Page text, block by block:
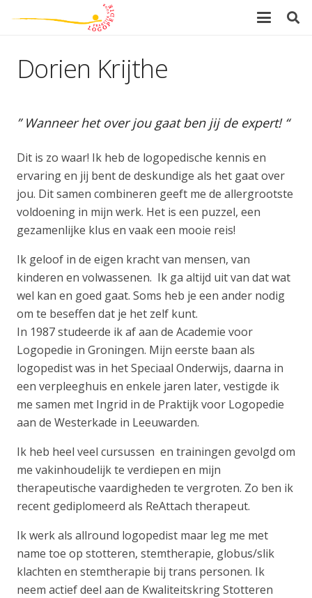
Dorien Krijthe
” Wanneer het over jou gaat ben jij de expert! “
Dit is zo waar! Ik heb de logopedische kennis en
ervaring en jij bent de deskundige als het gaat over
jou. Dit samen combineren geeft me de allergrootste
voldoening in mijn werk. Het is een puzzel, een
gezamenlijke klus en vaak een mooie reis!
Ik geloof in de eigen kracht van mensen, van
kinderen en volwassenen. Ik ga altijd uit van dat wat
wel kan en goed gaat. Soms heb je een ander nodig
om te beseffen dat je het zelf kunt.
In 1987 studeerde ik af aan de Academie voor
Logopedie in Groningen. Mijn eerste baan als
logopedist was in het Speciaal Onderwijs, daarna in
een verpleeghuis en enkele jaren later, vestigde ik
me samen met Ingrid in de Praktijk voor Logopedie
aan de Westerkade in Leeuwarden.
Ik heb heel veel cursussen en trainingen gevolgd om
me vakinhoudelijk te verdiepen en mijn
therapeutische vaardigheden te vergroten. Zo ben ik
recent gediplomeerd als ReAttach therapeut.
Ik werk als allround logopedist maar leg me met
name toe op stotteren, stemtherapie, globus/slik
klachten en stemtherapie bij trans personen. Ik
neem actief deel aan de Kwaliteitskring Stotteren